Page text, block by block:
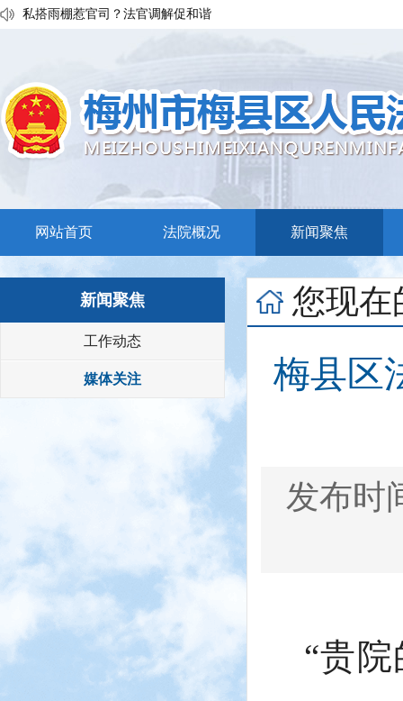
私搭雨棚惹官司？法官调解促和谐
网站首页 法院概况 新闻聚焦
新闻聚焦
工作动态
媒体关注
您现
梅县区
发布时
“贵